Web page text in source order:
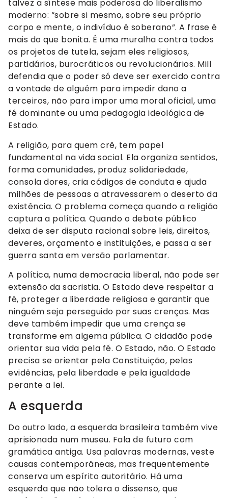
talvez a síntese mais poderosa do liberalismo
moderno: “sobre si mesmo, sobre seu próprio
corpo e mente, o indivíduo é soberano”. A frase é
mais do que bonita. É uma muralha contra todos
os projetos de tutela, sejam eles religiosos,
partidários, burocráticos ou revolucionários. Mill
defendia que o poder só deve ser exercido contra
a vontade de alguém para impedir dano a
terceiros, não para impor uma moral oficial, uma
fé dominante ou uma pedagogia ideológica de
Estado.
A religião, para quem crê, tem papel
fundamental na vida social. Ela organiza sentidos,
forma comunidades, produz solidariedade,
consola dores, cria códigos de conduta e ajuda
milhões de pessoas a atravessarem o deserto da
existência. O problema começa quando a religião
captura a política. Quando o debate público
deixa de ser disputa racional sobre leis, direitos,
deveres, orçamento e instituições, e passa a ser
guerra santa em versão parlamentar.
A política, numa democracia liberal, não pode ser
extensão da sacristia. O Estado deve respeitar a
fé, proteger a liberdade religiosa e garantir que
ninguém seja perseguido por suas crenças. Mas
deve também impedir que uma crença se
transforme em algema pública. O cidadão pode
orientar sua vida pela fé. O Estado, não. O Estado
precisa se orientar pela Constituição, pelas
evidências, pela liberdade e pela igualdade
perante a lei.
A esquerda
Do outro lado, a esquerda brasileira também vive
aprisionada num museu. Fala de futuro com
gramática antiga. Usa palavras modernas, veste
causas contemporâneas, mas frequentemente
conserva um espírito autoritário. Há uma
esquerda que não tolera o dissenso, que